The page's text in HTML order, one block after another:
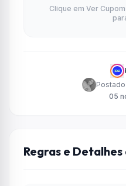
Clique em Ver
05
Regras e